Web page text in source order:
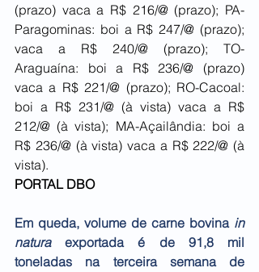
(prazo) vaca a R$ 216/@ (prazo); PA-
Paragominas: boi a R$ 247/@ (prazo);
vaca a R$ 240/@ (prazo); TO-
Araguaína: boi a R$ 236/@ (prazo)
vaca a R$ 221/@ (prazo); RO-Cacoal:
boi a R$ 231/@ (à vista) vaca a R$
212/@ (à vista); MA-Açailândia: boi a
R$ 236/@ (à vista) vaca a R$ 222/@ (à
vista).
PORTAL DBO
Em queda, volume de carne bovina in
natura exportada é de 91,8 mil
toneladas na terceira semana de